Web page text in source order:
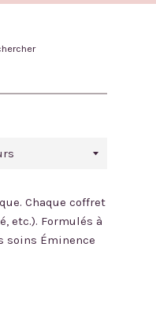
Chaque coffret
etc.). Formulés à
soins Éminence